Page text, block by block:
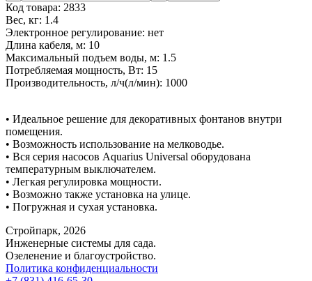
Код товара: 2833
Вес, кг: 1.4
Электронное регулирование: нет
Длина кабеля, м: 10
Максимальный подъем воды, м: 1.5
Потребляемая мощность, Вт: 15
Производительность, л/ч(л/мин): 1000
• Идеальное решение для декоративных фонтанов внутри
помещения.
• Возможность использование на мелководье.
• Вся серия насосов Aquarius Universal оборудована
температурным выключателем.
• Легкая регулировка мощности.
• Возможно также установка на улице.
• Погружная и сухая установка.
Стройпарк, 2026
Инженерные системы для сада.
Озеленение и благоустройство.
Политика конфиденциальности